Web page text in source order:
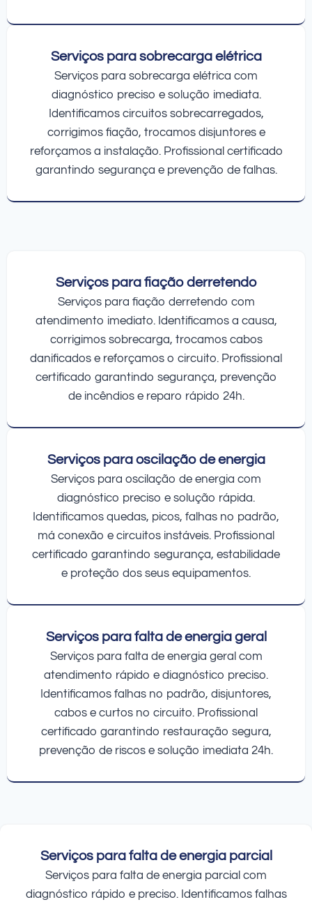
Serviços para sobrecarga elétrica
Serviços para sobrecarga elétrica com
diagnóstico preciso e solução imediata.
Identificamos circuitos sobrecarregados,
corrigimos fiação, trocamos disjuntores e
reforçamos a instalação. Profissional certificado
garantindo segurança e prevenção de falhas.
Serviços para fiação derretendo
Serviços para fiação derretendo com
atendimento imediato. Identificamos a causa,
corrigimos sobrecarga, trocamos cabos
danificados e reforçamos o circuito. Profissional
certificado garantindo segurança, prevenção
de incêndios e reparo rápido 24h.
Serviços para oscilação de energia
Serviços para oscilação de energia com
diagnóstico preciso e solução rápida.
Identificamos quedas, picos, falhas no padrão,
má conexão e circuitos instáveis. Profissional
certificado garantindo segurança, estabilidade
e proteção dos seus equipamentos.
Serviços para falta de energia geral
Serviços para falta de energia geral com
atendimento rápido e diagnóstico preciso.
Identificamos falhas no padrão, disjuntores,
cabos e curtos no circuito. Profissional
certificado garantindo restauração segura,
prevenção de riscos e solução imediata 24h.
Serviços para falta de energia parcial
Serviços para falta de energia parcial com
diagnóstico rápido e preciso. Identificamos falhas